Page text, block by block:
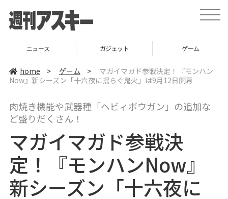
t
o
v
t
i
ニュース ガジェット ゲーム
home > ゲーム >
マガイマガド参戦決定！『モンハン
Now』新シーズン「十六夜に揺らぐ鬼火」は9月12日開幕
肉焼き機能や武器種「ヘビィボウガン」の追加な
ど盛りだくさん！
マガイマガド参戦決
定！『モンハンNow』
新シーズン「十六夜に